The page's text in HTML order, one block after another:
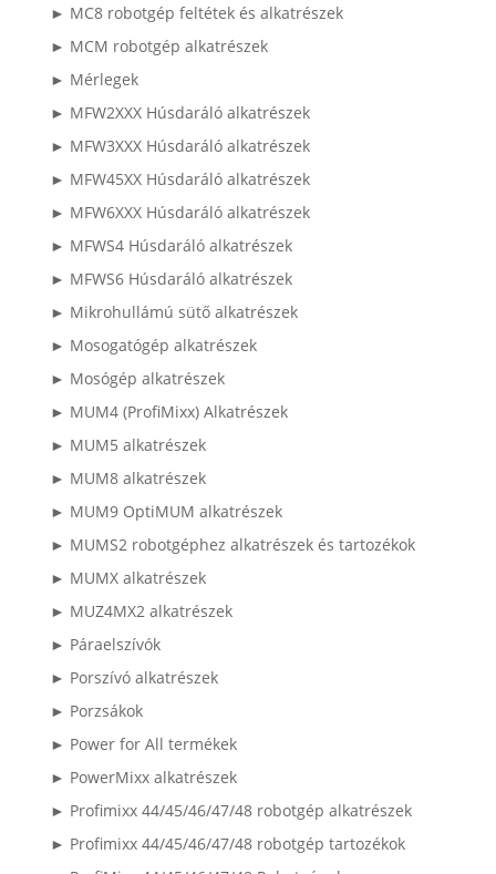
► MC8 robotgép feltétek és alkatrészek
► MCM robotgép alkatrészek
► Mérlegek
► MFW2XXX Húsdaráló alkatrészek
► MFW3XXX Húsdaráló alkatrészek
► MFW45XX Húsdaráló alkatrészek
► MFW6XXX Húsdaráló alkatrészek
► MFWS4 Húsdaráló alkatrészek
► MFWS6 Húsdaráló alkatrészek
► Mikrohullámú sütő alkatrészek
► Mosogatógép alkatrészek
► Mosógép alkatrészek
► MUM4 (ProfiMixx) Alkatrészek
► MUM5 alkatrészek
► MUM8 alkatrészek
► MUM9 OptiMUM alkatrészek
► MUMS2 robotgéphez alkatrészek és tartozékok
► MUMX alkatrészek
► MUZ4MX2 alkatrészek
► Páraelszívók
► Porszívó alkatrészek
► Porzsákok
► Power for All termékek
► PowerMixx alkatrészek
► Profimixx 44/45/46/47/48 robotgép alkatrészek
► Profimixx 44/45/46/47/48 robotgép tartozékok